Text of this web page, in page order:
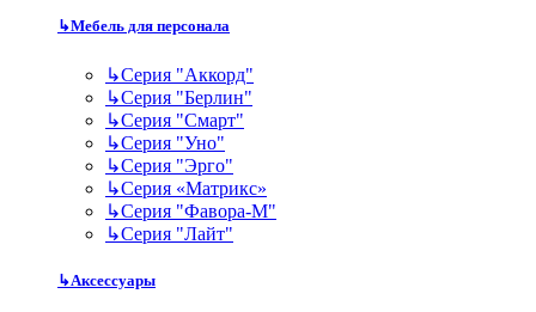
↳Мебель для персонала
↳Серия "Аккорд"
↳Серия "Берлин"
↳Серия "Смарт"
↳Серия "Уно"
↳Серия "Эрго"
↳Серия «Матрикс»
↳Серия "Фавора-М"
↳Серия "Лайт"
↳Аксессуары